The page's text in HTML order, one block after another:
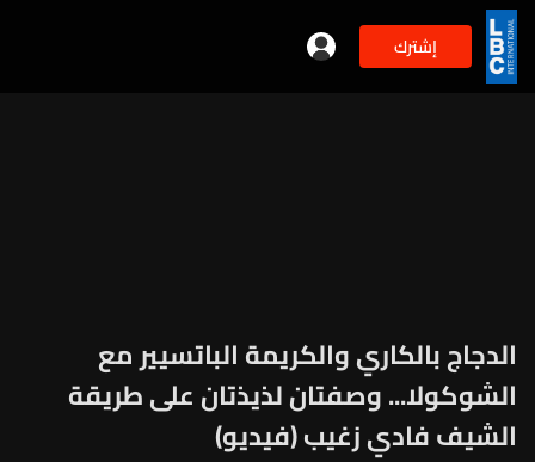
إشترك
الدجاج بالكاري والكريمة الباتسيير مع
الشوكولا... وصفتان لذيذتان على طريقة
الشيف فادي زغيب (فيديو)